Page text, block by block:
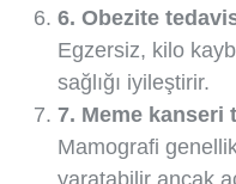
6. Obezite
Egzersiz, kilo
sağlığı iyileştirir.
7. Meme kanseri
Mamografi